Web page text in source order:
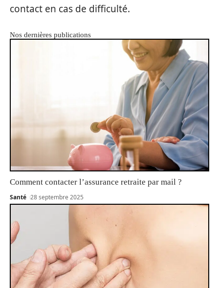
contact en cas de difficulté.
Nos dernières publications
Comment contacter l’assurance retraite par mail ?
Santé 28 septembre 2025